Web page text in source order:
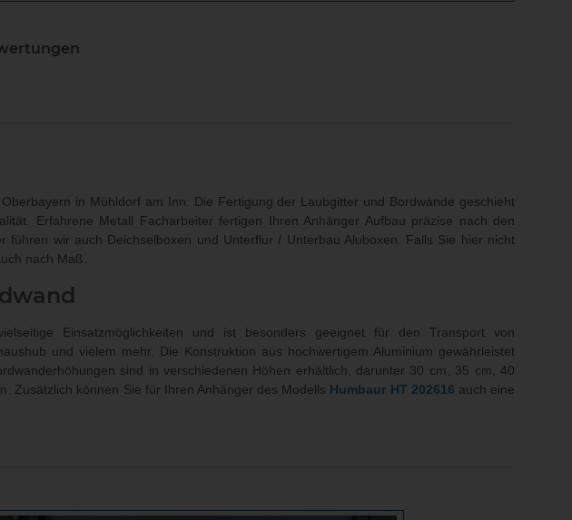
in Mühldorf am Inn. Die Fertigung der Laubgitter und Bordwände geschieht
Erfahrene Metall Facharbeiter fertigen Ihren Anhänger Aufbau präzise nach den
führen wir auch Deichselboxen und Unterflur / Unterbau Aluboxen. Falls Sie hier nicht
nach Maß.
Einsatzmöglichkeiten und ist besonders geeignet für den Transport von
und vielem mehr. Die Konstruktion aus hochwertigem Aluminium gewährleistet
sind in verschiedenen Höhen erhältlich, darunter 30 cm, 35 cm, 40
Zusätzlich können Sie für Ihren Anhänger des Modells Humbaur HT 202616 auch eine